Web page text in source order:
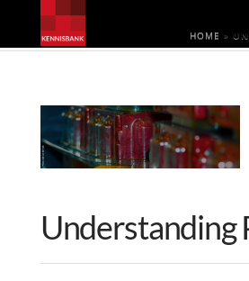
HOME »
Understanding